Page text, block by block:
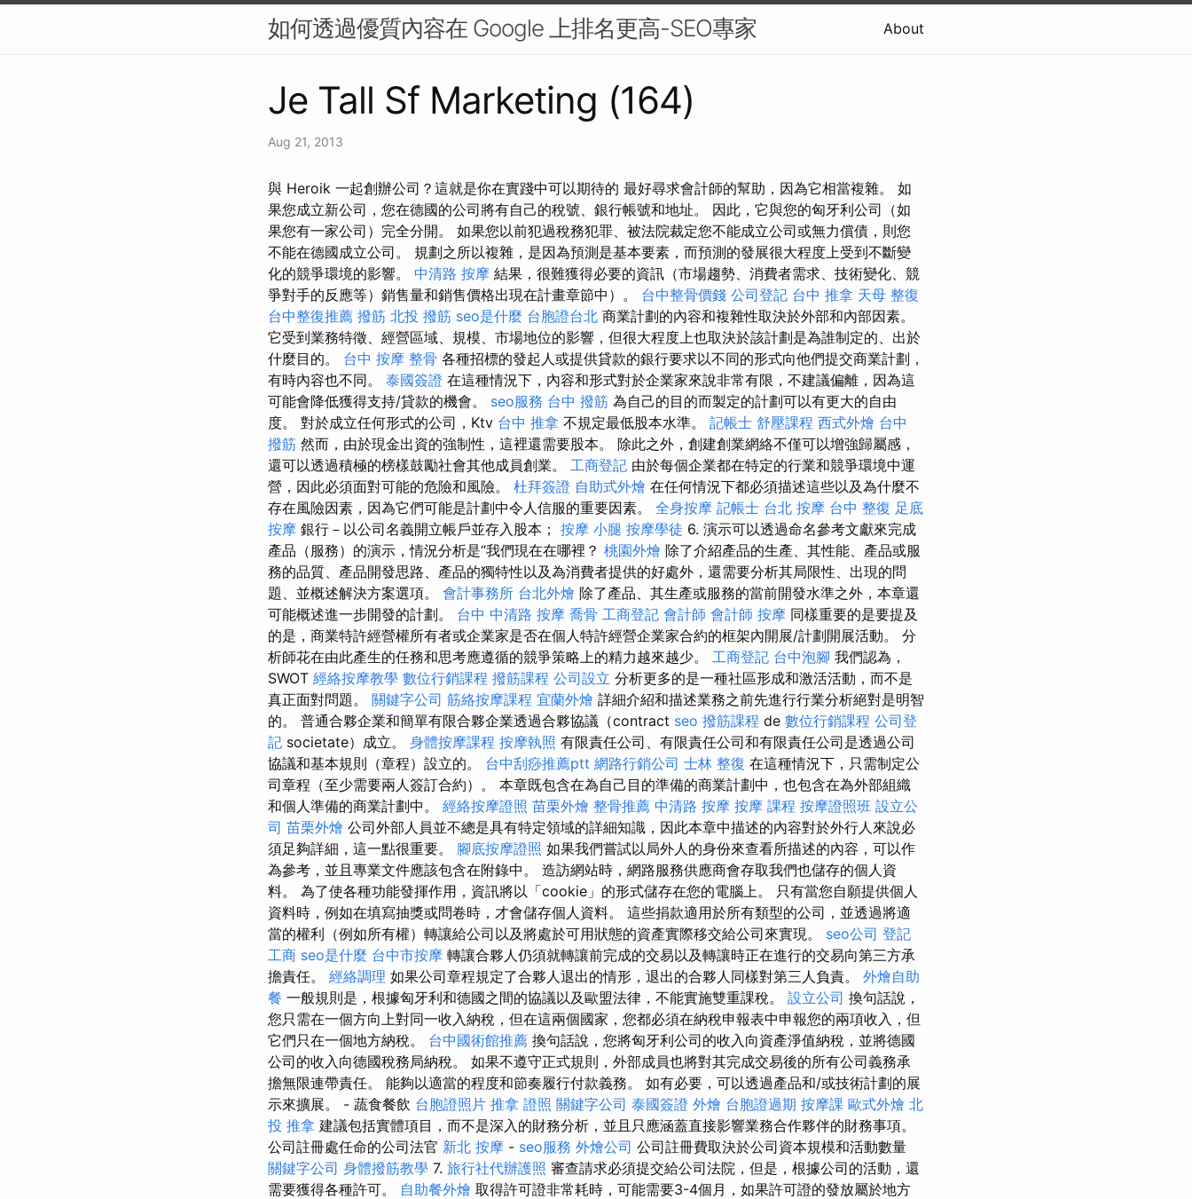
如何透過優質內容在 Google 上排名更高-SEO專家 About
Je Tall Sf Marketing (164)
Aug 21, 2013
與 Heroik 一起創辦公司？這就是你在實踐中可以期待的 最好尋求會計師的幫助，因為它相當複雜。 如
果您成立新公司，您在德國的公司將有自己的稅號、銀行帳號和地址。 因此，它與您的匈牙利公司（如
果您有一家公司）完全分開。 如果您以前犯過稅務犯罪、被法院裁定您不能成立公司或無力償債，則您
不能在德國成立公司。 規劃之所以複雜，是因為預測是基本要素，而預測的發展很大程度上受到不斷變
化的競爭環境的影響。 中清路 按摩 結果，很難獲得必要的資訊（市場趨勢、消費者需求、技術變化、競
爭對手的反應等）銷售量和銷售價格出現在計畫章節中）。 台中整骨價錢 公司登記 台中 推拿 天母 整復
台中整復推薦 撥筋 北投 撥筋 seo是什麼 台胞證台北 商業計劃的內容和複雜性取決於外部和內部因素。
它受到業務特徵、經營區域、規模、市場地位的影響，但很大程度上也取決於該計劃是為誰制定的、出於
什麼目的。 台中 按摩 整骨 各種招標的發起人或提供貸款的銀行要求以不同的形式向他們提交商業計劃，
有時內容也不同。 泰國簽證 在這種情況下，內容和形式對於企業家來說非常有限，不建議偏離，因為這
可能會降低獲得支持/貸款的機會。 seo服務 台中 撥筋 為自己的目的而製定的計劃可以有更大的自由
度。 對於成立任何形式的公司，Ktv 台中 推拿 不規定最低股本水準。 記帳士 舒壓課程 西式外燴 台中
撥筋 然而，由於現金出資的強制性，這裡還需要股本。 除此之外，創建創業網絡不僅可以增強歸屬感，
還可以透過積極的榜樣鼓勵社會其他成員創業。 工商登記 由於每個企業都在特定的行業和競爭環境中運
營，因此必須面對可能的危險和風險。 杜拜簽證 自助式外燴 在任何情況下都必須描述這些以及為什麼不
存在風險因素，因為它們可能是計劃中令人信服的重要因素。 全身按摩 記帳士 台北 按摩 台中 整復 足底
按摩 銀行－以公司名義開立帳戶並存入股本； 按摩 小腿 按摩學徒 6. 演示可以透過命名參考文獻來完成
產品（服務）的演示，情況分析是“我們現在在哪裡？ 桃園外燴 除了介紹產品的生產、其性能、產品或服
務的品質、產品開發思路、產品的獨特性以及為消費者提供的好處外，還需要分析其局限性、出現的問
題、並概述解決方案選項。 會計事務所 台北外燴 除了產品、其生產或服務的當前開發水準之外，本章還
可能概述進一步開發的計劃。 台中 中清路 按摩 喬骨 工商登記 會計師 會計師 按摩 同樣重要的是要提及
的是，商業特許經營權所有者或企業家是否在個人特許經營企業家合約的框架內開展/計劃開展活動。 分
析師花在由此產生的任務和思考應遵循的競爭策略上的精力越來越少。 工商登記 台中泡腳 我們認為，
SWOT 經絡按摩教學 數位行銷課程 撥筋課程 公司設立 分析更多的是一種社區形成和激活活動，而不是
真正面對問題。 關鍵字公司 筋絡按摩課程 宜蘭外燴 詳細介紹和描述業務之前先進行行業分析絕對是明智
的。 普通合夥企業和簡單有限合夥企業透過合夥協議（contract seo 撥筋課程 de 數位行銷課程 公司登
記 societate）成立。 身體按摩課程 按摩執照 有限責任公司、有限責任公司和有限責任公司是透過公司
協議和基本規則（章程）設立的。 台中刮痧推薦ptt 網路行銷公司 士林 整復 在這種情況下，只需制定公
司章程（至少需要兩人簽訂合約）。 本章既包含在為自己目的準備的商業計劃中，也包含在為外部組織
和個人準備的商業計劃中。 經絡按摩證照 苗栗外燴 整骨推薦 中清路 按摩 按摩 課程 按摩證照班 設立公
司 苗栗外燴 公司外部人員並不總是具有特定領域的詳細知識，因此本章中描述的內容對於外行人來說必
須足夠詳細，這一點很重要。 腳底按摩證照 如果我們嘗試以局外人的身份來查看所描述的內容，可以作
為參考，並且專業文件應該包含在附錄中。 造訪網站時，網路服務供應商會存取我們也儲存的個人資
料。 為了使各種功能發揮作用，資訊將以「cookie」的形式儲存在您的電腦上。 只有當您自願提供個人
資料時，例如在填寫抽獎或問卷時，才會儲存個人資料。 這些捐款適用於所有類型的公司，並透過將適
當的權利（例如所有權）轉讓給公司以及將處於可用狀態的資產實際移交給公司來實現。 seo公司 登記
工商 seo是什麼 台中市按摩 轉讓合夥人仍須就轉讓前完成的交易以及轉讓時正在進行的交易向第三方承
擔責任。 經絡調理 如果公司章程規定了合夥人退出的情形，退出的合夥人同樣對第三人負責。 外燴自助
餐 一般規則是，根據匈牙利和德國之間的協議以及歐盟法律，不能實施雙重課稅。 設立公司 換句話說，
您只需在一個方向上對同一收入納稅，但在這兩個國家，您都必須在納稅申報表中申報您的兩項收入，但
它們只在一個地方納稅。 台中國術館推薦 換句話說，您將匈牙利公司的收入向資產淨值納稅，並將德國
公司的收入向德國稅務局納稅。 如果不遵守正式規則，外部成員也將對其完成交易後的所有公司義務承
擔無限連帶責任。 能夠以適當的程度和節奏履行付款義務。 如有必要，可以透過產品和/或技術計劃的展
示來擴展。 - 蔬食餐飲 台胞證照片 推拿 證照 關鍵字公司 泰國簽證 外燴 台胞證過期 按摩課 歐式外燴 北
投 推拿 建議包括實體項目，而不是深入的財務分析，並且只應涵蓋直接影響業務合作夥伴的財務事項。
公司註冊處任命的公司法官 新北 按摩 - seo服務 外燴公司 公司註冊費取決於公司資本規模和活動數量
關鍵字公司 身體撥筋教學 7. 旅行社代辦護照 審查請求必須提交給公司法院，但是，根據公司的活動，還
需要獲得各種許可。 自助餐外燴 取得許可證非常耗時，可能需要3-4個月，如果許可證的發放屬於地方